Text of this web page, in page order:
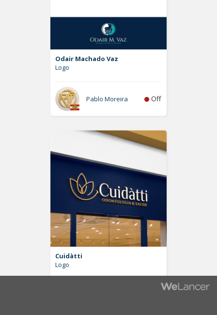
Odair Machado Vaz
Logo
Pablo Moreira Off
Cuidàtti
Logo